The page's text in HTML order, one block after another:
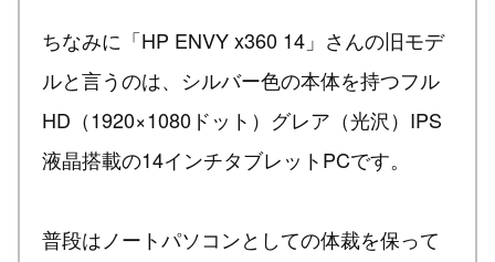
ちなみに「HP ENVY x360 14」さんの旧モデ
ルと言うのは、シルバー色の本体を持つフル
HD（1920×1080ドット）グレア（光沢）IPS
液晶搭載の14インチタブレットPCです。
普段はノートパソコンとしての体裁を保って